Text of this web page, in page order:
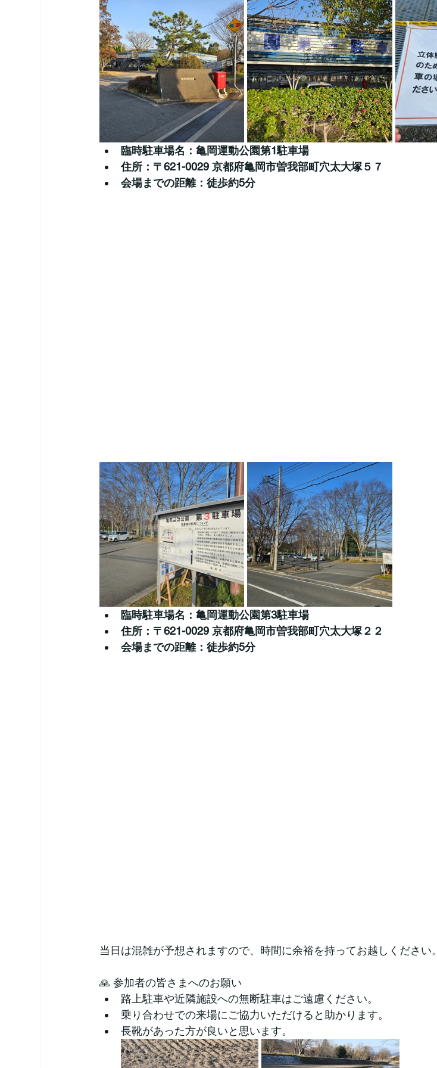
臨時駐車場名：亀岡運動公園第1駐車場
住所：〒621-0029 京都府亀岡市曽我部町穴太大塚５７
会場までの距離：徒歩約5分
臨時駐車場名：亀岡運動公園第3駐車場
住所：〒621-0029 京都府亀岡市曽我部町穴太大塚２２
会場までの距離：徒歩約5分
当日は混雑が予想されますので、時間に余裕を持ってお越しください。
🙏 参加者の皆さまへのお願い
路上駐車や近隣施設への無断駐車はご遠慮ください。
乗り合わせでの来場にご協力いただけると助かります。
長靴があった方が良いと思います。